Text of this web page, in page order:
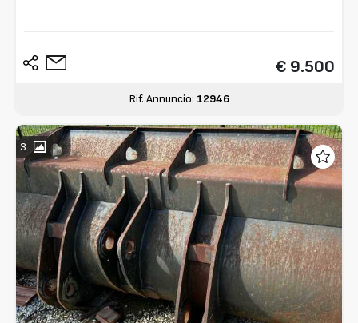
€ 9.500
Rif. Annuncio: 12946
3